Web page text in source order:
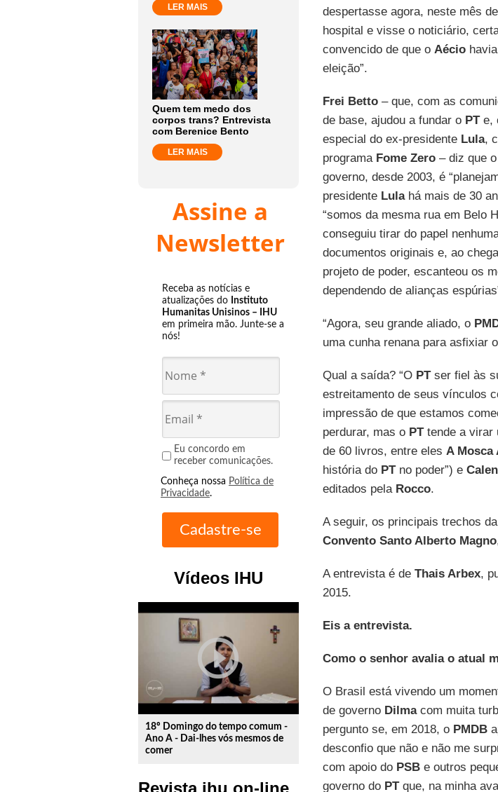
LER MAIS
Quem tem medo dos
corpos trans? Entrevista
com Berenice Bento
LER MAIS
Assine a
Newsletter
Receba as notícias e
atualizações do Instituto
Humanitas Unisinos – IHU
em primeira mão. Junte-se a
nós!
Eu concordo em
receber comunicações.
Conheça nossa Política de
Privacidade.
Vídeos IHU
play_circle_outline
18º Domingo do tempo comum -
Ano A - Dai-lhes vós mesmos de
comer
Revista ihu on-line
despertasse agora, neste mês
hospital e visse o noticiário,
convencido de que o Aéciohavia
eleição”.
Frei Betto– que, com as
de base, ajudou a fundar o PTe,
especial do ex-presidente Lula,
programa Fome Zero– diz que
governo, desde 2003, é
presidente Lulahá mais de 30
“somos da mesma rua em Belo
conseguiu tirar do papel
documentos originais e, ao
projeto de poder, escanteou os
dependendo de alianças
“Agora, seu grande aliado, o
uma cunha renana para asfixiar o
Qual a saída? “O PTser fiel às
estreitamento de seus vínculos
impressão de que estamos
perdurar, mas o PTtende a virar
de 60 livros, entre eles A Mosca
história do PTno poder”) e
editados pela Rocco.
A seguir, os principais trechos
Convento Santo Alberto Magno
A entrevista é de Thais Arbex,
2015.
Eis a entrevista.
Como o senhor avalia o atual
O Brasil está vivendo um
de governo Dilmacom muita
pergunto se, em 2018, o PMDB
desconfio que não e não me
com apoio do PSBe outros
governo do PTque, na minha